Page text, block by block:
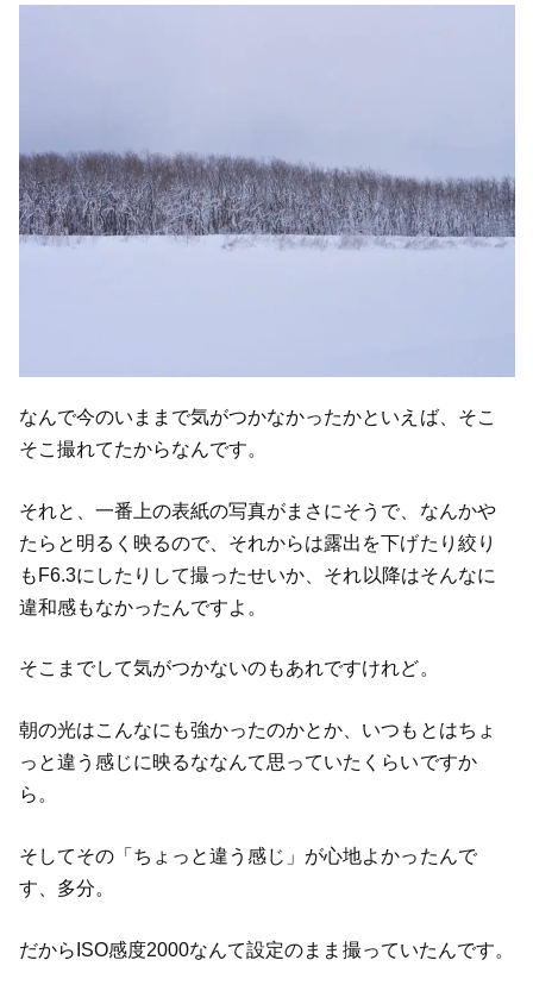
なんで今のいままで気がつかなかったかといえば、そこ
そこ撮れてたからなんです。
それと、一番上の表紙の写真がまさにそうで、なんかや
たらと明るく映るので、それからは露出を下げたり絞り
もF6.3にしたりして撮ったせいか、それ以降はそんなに
違和感もなかったんですよ。
そこまでして気がつかないのもあれですけれど。
朝の光はこんなにも強かったのかとか、いつもとはちょ
っと違う感じに映るななんて思っていたくらいですか
ら。
そしてその「ちょっと違う感じ」が心地よかったんで
す、多分。
だからISO感度2000なんて設定のまま撮っていたんです。